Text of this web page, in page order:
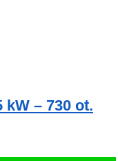
– 730 ot.